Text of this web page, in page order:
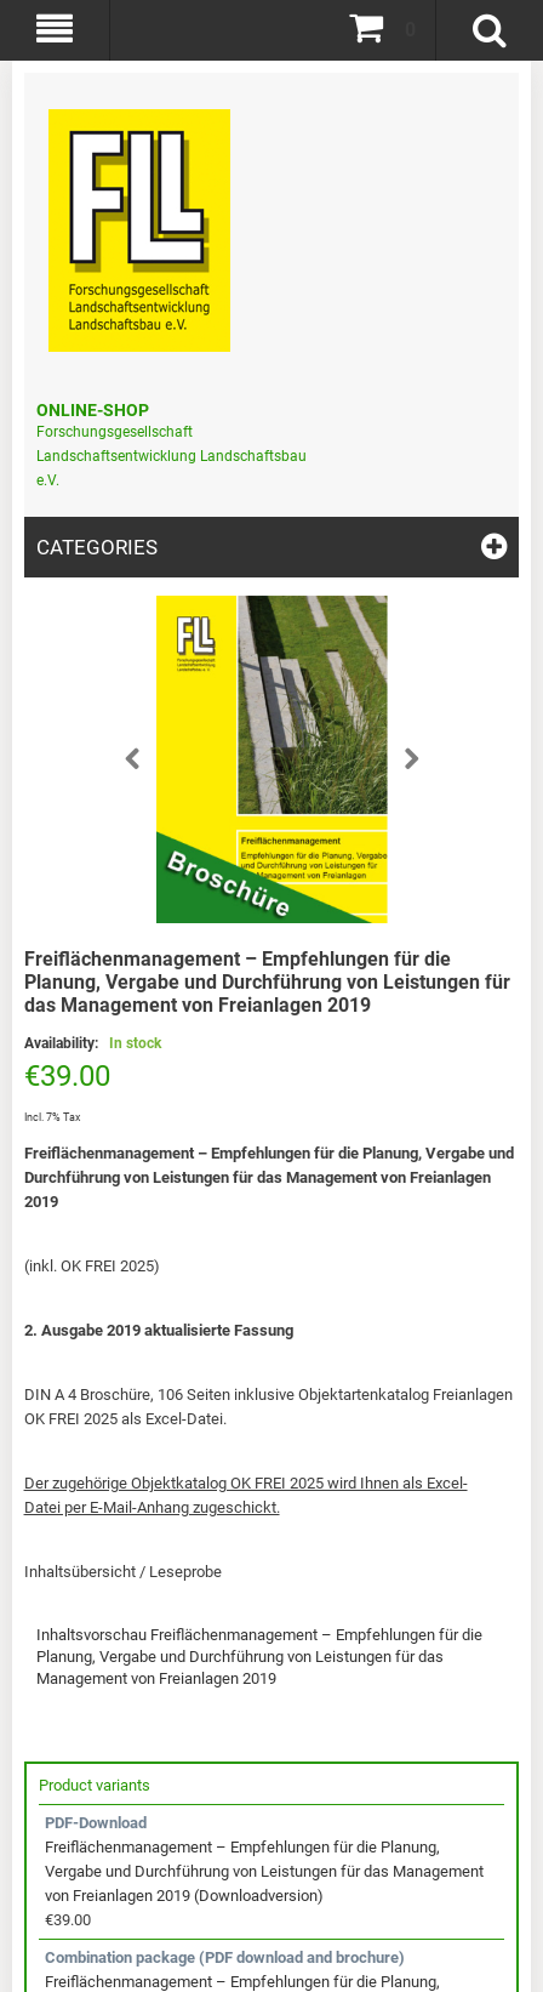
ONLINE-SHOP
Forschungsgesellschaft
Landschaftsentwicklung Landschaftsbau
e.V.
CATEGORIES
Freiflächenmanagement – Empfehlungen für die
Planung, Vergabe und Durchführung von Leistungen für
das Management von Freianlagen 2019
Availability: In stock
€39.00
Incl. 7% Tax
Freiflächenmanagement – Empfehlungen für die Planung, Vergabe und
Durchführung von Leistungen für das Management von Freianlagen
2019
(inkl. OK FREI 2025)
2. Ausgabe 2019 aktualisierte Fassung
DIN A 4 Broschüre, 106 Seiten inklusive Objektartenkatalog Freianlagen
OK FREI 2025 als Excel-Datei.
Der zugehörige Objektkatalog OK FREI 2025 wird Ihnen als Excel-
Datei per E-Mail-Anhang zugeschickt.
Inhaltsübersicht / Leseprobe
Inhaltsvorschau Freiflächenmanagement – Empfehlungen für die
Planung, Vergabe und Durchführung von Leistungen für das
Management von Freianlagen 2019
Product variants
PDF-Download
Freiflächenmanagement – Empfehlungen für die Planung,
Vergabe und Durchführung von Leistungen für das Management
von Freianlagen 2019 (Downloadversion)
€39.00
Combination package (PDF download and brochure)
Freiflächenmanagement – Empfehlungen für die Planung,